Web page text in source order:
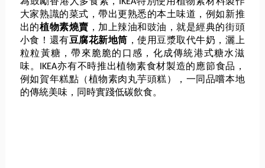
大家熟識的菜式，帶出更熟悉的本土味道，例如新推
出的植物素燒賣 ， 加上辣油和豉油，就是經典的街頭
小食！還有 豆腐花新地筒 ，使用豆漿取代牛奶，灑上
粒粒黃糖，帶來脆脆的口感， 化成傳統港式糖水滋
味。
IKEA亦有不時推出植物素食材製造的應節食品，
例如賀年糕點（ 植物素肉丸芋頭糕），一同品嚐本地
的傳統美味，
同時實踐低碳飲食。